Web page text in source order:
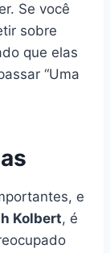
Se você
sobre
que elas
“Uma
e
Kolbert, é